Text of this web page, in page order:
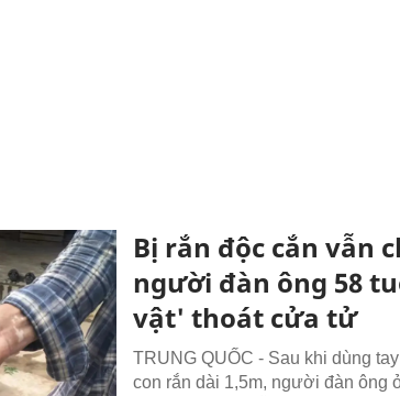
Bị rắn độc cắn vẫn
người đàn ông 58
vật' thoát cửa tử
TRUNG QUỐC - Sau khi dùng
con rắn dài 1,5m, người đàn ông